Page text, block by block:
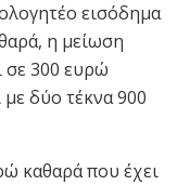
εισόδημα
η μείωση
σε 300 ευρώ
δύο τέκνα 900
καθαρά που έχει